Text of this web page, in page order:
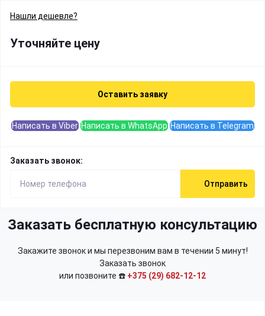
Нашли дешевле?
Уточняйте цену
Оставить заявку
Написать в Viber Написать в WhatsApp Написать в Telegram
Заказать звонок:
Отправить
Заказать бесплатную консультацию
Закажите звонок и мы перезвоним вам в течении 5 минут!
Заказать звонок
или позвоните ☎️ +375 (29) 682-12-12